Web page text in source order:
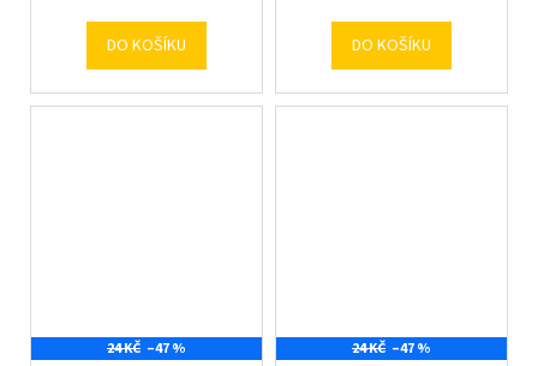
DO KOŠÍKU DO KOŠÍKU
24 KČ –47 % 24 KČ –47 %